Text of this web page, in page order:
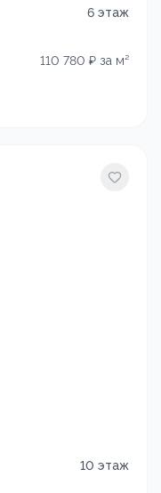
6 этаж
110 780 ₽ за м²
10 этаж